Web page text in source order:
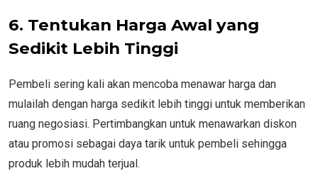
6. Tentukan Harga Awal yang
Sedikit Lebih Tinggi
Pembeli sering kali akan mencoba menawar harga dan
mulailah dengan harga sedikit lebih tinggi untuk memberikan
ruang negosiasi. Pertimbangkan untuk menawarkan diskon
atau promosi sebagai daya tarik untuk pembeli sehingga
produk lebih mudah terjual.